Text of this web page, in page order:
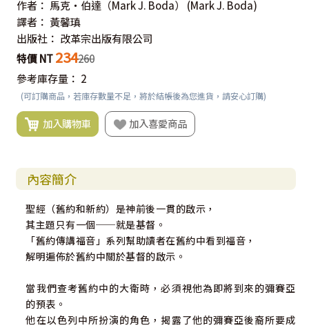
作者： 馬克‧伯達（Mark J. Boda）
(Mark J. Boda)
譯者： 黃馨瑱
出版社： 改革宗出版有限公司
特價 NT 234260
參考庫存量： 2
(可訂購商品，若庫存數量不足，將於結帳後為您進貨，請安心訂購)
加入購物車 加入喜愛商品
內容簡介
聖經（舊約和新約）是神前後一貫的啟示，
其主題只有一個──就是基督。
「舊約傳講福音」系列幫助讀者在舊約中看到福音，
解明遍佈於舊約中關於基督的啟示。
當我們查考舊約中的大衛時，必須視他為即將到來的彌賽亞
的預表。
他在以色列中所扮演的角色，揭露了他的彌賽亞後裔所要成